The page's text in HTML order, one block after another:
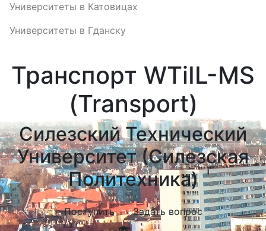
Университеты в Катовицах
Университеты в Гданску
Транспорт WTiIL-MS
(Transport)
Силезский Технический
Университет (Силезская
Политехника)
Поступить Задать вопрос